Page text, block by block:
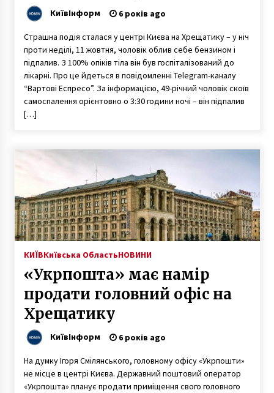
КиївІнформ 6 років ago
Страшна подія сталася у центрі Києва на Хрещатику – у ніч
проти неділі, 11 жовтня, чоловік облив себе бензином і
підпалив. З 100% опіків тіла він був госпіталізований до
лікарні. Про це йдеться в повідомленні Telegram-каналу
“Вартові Еспресо”. За інформацією, 49-річний чоловік скоїв
самоспалення орієнтовно о 3:30 години ночі – він підпалив
[…]
КИЇВКиївська ОбластьНОВИНИ
«Укрпошта» має намір
продати головний офіс на
Хрещатику
КиївІнформ 6 років ago
На думку Ігоря Смілянського, головному офісу «Укрпошти»
не місце в центрі Києва. Державний поштовий оператор
«Укрпошта» планує продати приміщення свого головного